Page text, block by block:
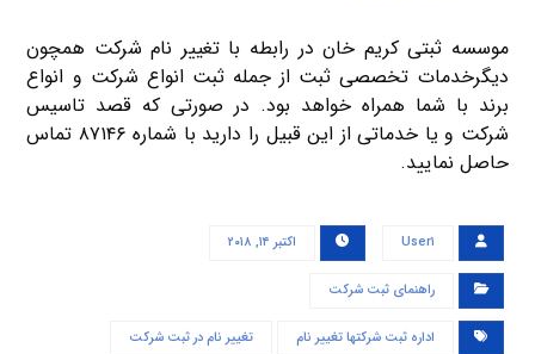
موسسه ثبتی کریم خان در رابطه با تغییر نام شرکت همچون
دیگرخدمات تخصصی ثبت از جمله ثبت انواع شرکت و انواع
برند با شما همراه خواهد بود. در صورتی که قصد تاسیس
شرکت و یا خدماتی از این قبیل را دارید با شماره ۸۷۱۴۶ تماس
حاصل نمایید.
User۱ اکتبر ۱۴, ۲۰۱۸
راهنمای ثبت شرکت
اداره ثبت شرکتها تغییر نام تغییر نام در ثبت شرکت